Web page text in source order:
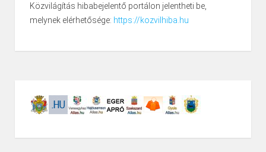
Közvilágítás hibabejelentő portálon jelentheti be,
melynek elérhetősége: https://kozvilhiba.hu